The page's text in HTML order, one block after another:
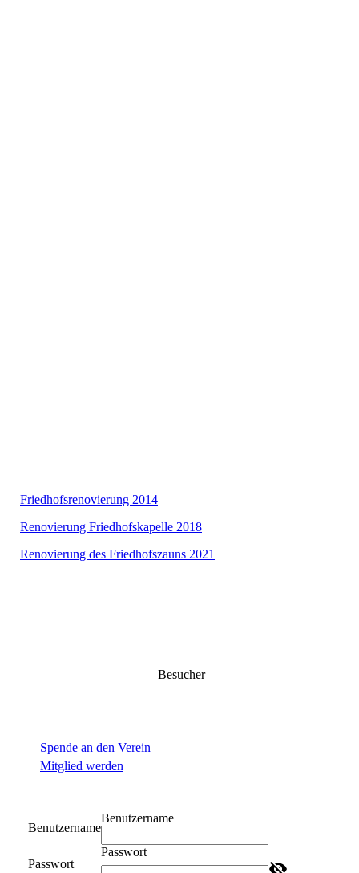
Friedhofsrenovierung 2014
Renovierung Friedhofskapelle 2018
Renovierung des Friedhofszauns 2021
Besucher
Spende an den Verein
Mitglied werden
Benutzername
Benutzername
Passwort
Passwort